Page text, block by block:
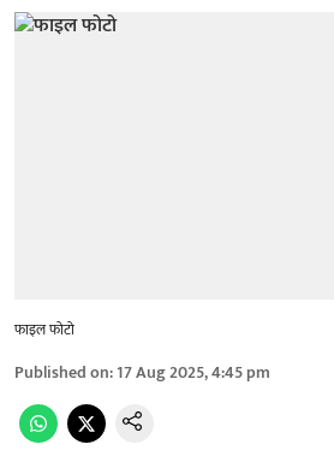
फाइल फोटो
Published on:17 Aug 2025, 4:45 pm